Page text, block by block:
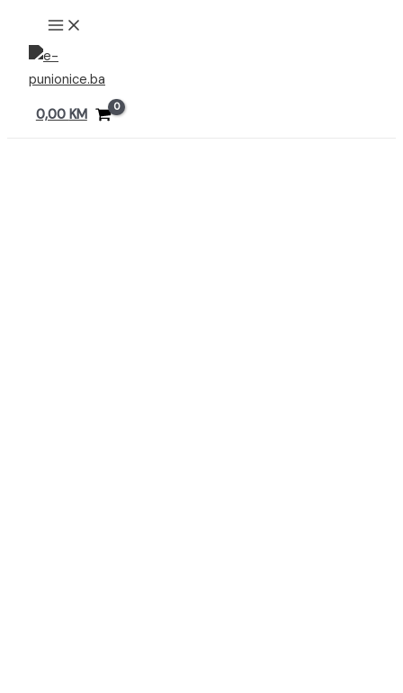
Preskoči
sadržaj
MAIN
MENU
0,00 KM